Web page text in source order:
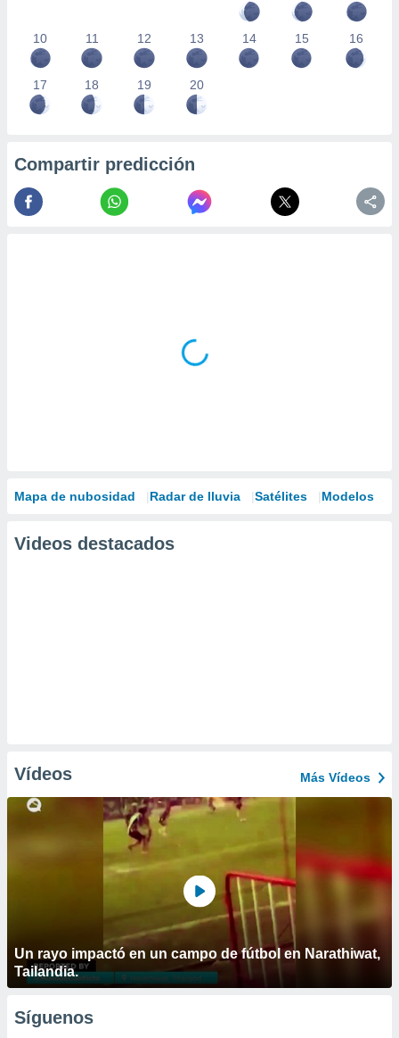
10 11 12 13 14 15 16
17 18 19 20
Compartir predicción
Mapa de nubosidad Radar de lluvia Satélites Modelos
Videos destacados
Vídeos Más Vídeos
Un rayo impactó en un campo de fútbol en Narathiwat,
Tailandia.
Síguenos